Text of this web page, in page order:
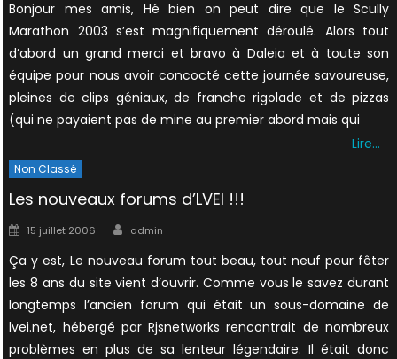
Bonjour mes amis, Hé bien on peut dire que le Scully
Marathon 2003 s’est magnifiquement déroulé. Alors tout
d’abord un grand merci et bravo à Daleia et à toute son
équipe pour nous avoir concocté cette journée savoureuse,
pleines de clips géniaux, de franche rigolade et de pizzas
(qui ne payaient pas de mine au premier abord mais qui
Lire…
Non Classé
Les nouveaux forums d’LVEI !!!
Posted
15 juillet 2006 Author
admin
Ça y est, Le nouveau forum tout beau, tout neuf pour fêter
les 8 ans du site vient d’ouvrir. Comme vous le savez durant
longtemps l’ancien forum qui était un sous-domaine de
lvei.net, hébergé par Rjsnetworks rencontrait de nombreux
problèmes en plus de sa lenteur légendaire. Il était donc